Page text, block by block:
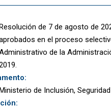
de 7 de agosto de
en el proceso
de la
de Inclusión,